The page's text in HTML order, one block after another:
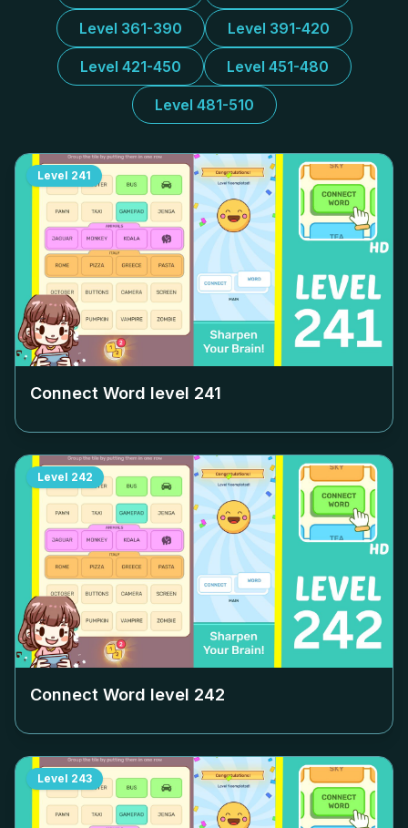
Level 361-390 Level 391-420
Level 421-450 Level 451-480
Level 481-510
Level 241
Connect Word level 241
Level 242
Connect Word level 242
Level 243